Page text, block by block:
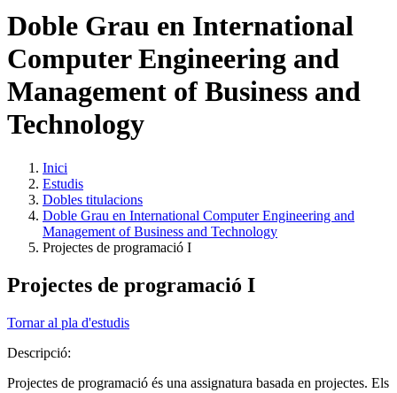
Doble Grau en International
Computer Engineering and
Management of Business and
Technology
Inici
Estudis
Dobles titulacions
Doble Grau en International Computer Engineering and
Management of Business and Technology
Projectes de programació I
Projectes de programació I
Tornar al pla d'estudis
Descripció:
Projectes de programació és una assignatura basada en projectes. Els